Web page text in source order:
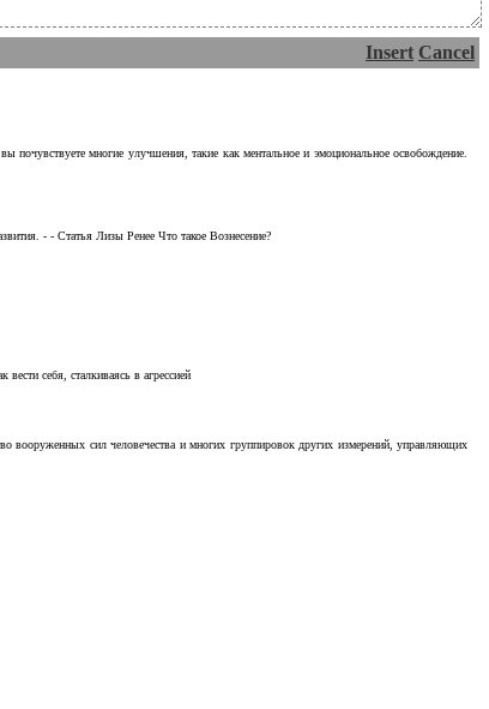
Insert Cancel
многие улучшения, такие как ментальное и эмоциональное освобождение.
- - Статья Лизы Ренее Что такое Вознесение?
себя, сталкиваясь в агрессией
вооруженных сил человечества и многих группировок других измерений, управляющих